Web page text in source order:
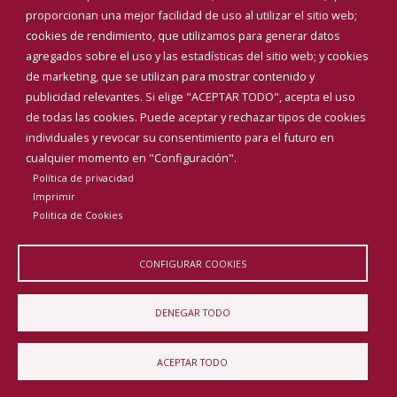
proporcionan una mejor facilidad de uso al utilizar el sitio web;
cookies de rendimiento, que utilizamos para generar datos
agregados sobre el uso y las estadísticas del sitio web; y cookies
de marketing, que se utilizan para mostrar contenido y
publicidad relevantes. Si elige "ACEPTAR TODO", acepta el uso
de todas las cookies. Puede aceptar y rechazar tipos de cookies
individuales y revocar su consentimiento para el futuro en
cualquier momento en "Configuración".
Política de privacidad
Imprimir
Politica de Cookies
CONFIGURAR COOKIES
DENEGAR TODO
ACEPTAR TODO
INICIAR SESIÓN
MAPA WEB
Diputación de Burgos